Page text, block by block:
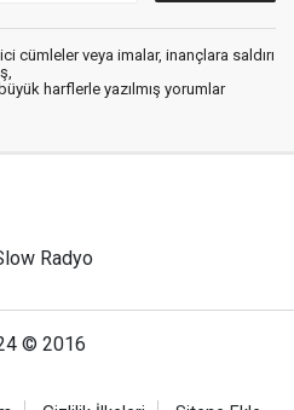
cümleler veya imalar, inançlara saldırı
harflerle yazılmış yorumlar
Radyo
© 2016